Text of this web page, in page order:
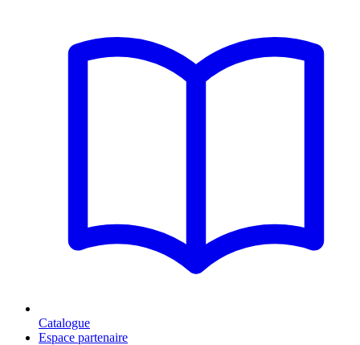
Catalogue
Espace partenaire